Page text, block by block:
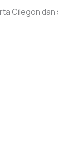
Cilegon